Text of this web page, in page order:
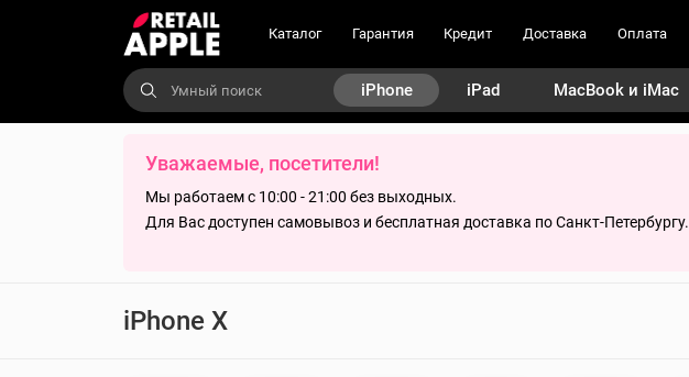
Каталог Гарантия Кредит Доставка Оплата
iPhone iPad MacBook и iMac
Уважаемые, посетители!
Мы работаем с 10:00 - 21:00 без выходных.
Для Вас доступен самовывоз и бесплатная доставка по Санкт-Петербургу.
iPhone X